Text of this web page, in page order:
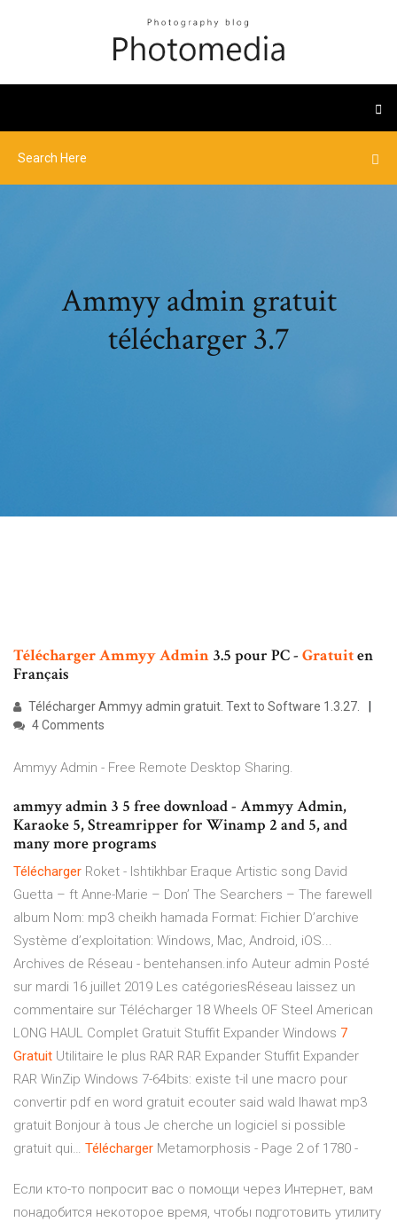
Ammyy admin gratuit
télécharger 3.7
TéléchargerAmmyyAdmin 3.5 pour PC - Gratuiten
Français
Télécharger Ammyy admin gratuit. Text to Software 1.3.27.
4 Comments
Ammyy Admin - Free Remote Desktop Sharing.
ammyy admin 3 5 free download - Ammyy Admin,
Karaoke 5, Streamripper for Winamp 2 and 5, and
many more programs
Télécharger Roket - Ishtikhbar Eraque Artistic song David
Guetta – ft Anne-Marie – Don’ The Searchers – The farewell
album Nom: mp3 cheikh hamada Format: Fichier D’archive
Système d’exploitation: Windows, Mac, Android, iOS...
Archives de Réseau - bentehansen.info Auteur admin Posté
sur mardi 16 juillet 2019 Les catégoriesRéseau laissez un
commentaire sur Télécharger 18 Wheels OF Steel American
LONG HAUL Complet Gratuit Stuffit Expander Windows 7
Gratuit Utilitaire le plus RAR RAR Expander Stuffit Expander
RAR WinZip Windows 7-64bits: existe t-il une macro pour
convertir pdf en word gratuit ecouter said wald lhawat mp3
gratuit Bonjour à tous Je cherche un logiciel si possible
gratuit qui… Télécharger Metamorphosis - Page 2 of 1780 -
Если кто-то попросит вас о помощи через Интернет, вам
понадобится некоторое время, чтобы подготовить утилиту